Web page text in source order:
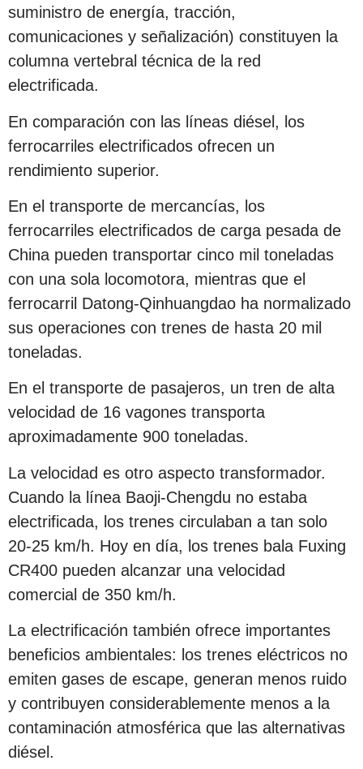
suministro de energía, tracción,
comunicaciones y señalización) constituyen la
columna vertebral técnica de la red
electrificada.
En comparación con las líneas diésel, los
ferrocarriles electrificados ofrecen un
rendimiento superior.
En el transporte de mercancías, los
ferrocarriles electrificados de carga pesada de
China pueden transportar cinco mil toneladas
con una sola locomotora, mientras que el
ferrocarril Datong-Qinhuangdao ha normalizado
sus operaciones con trenes de hasta 20 mil
toneladas.
En el transporte de pasajeros, un tren de alta
velocidad de 16 vagones transporta
aproximadamente 900 toneladas.
La velocidad es otro aspecto transformador.
Cuando la línea Baoji-Chengdu no estaba
electrificada, los trenes circulaban a tan solo
20-25 km/h. Hoy en día, los trenes bala Fuxing
CR400 pueden alcanzar una velocidad
comercial de 350 km/h.
La electrificación también ofrece importantes
beneficios ambientales: los trenes eléctricos no
emiten gases de escape, generan menos ruido
y contribuyen considerablemente menos a la
contaminación atmosférica que las alternativas
diésel.